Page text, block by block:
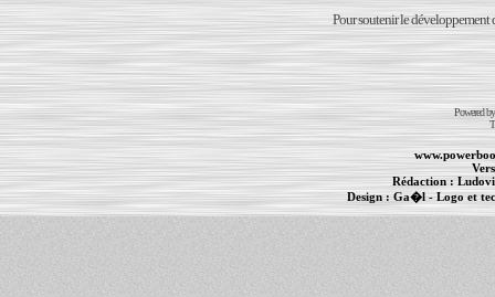
Pour soutenir le développement
Powered
Rédaction :
Design :Ga�l- Logo et
PowerBook